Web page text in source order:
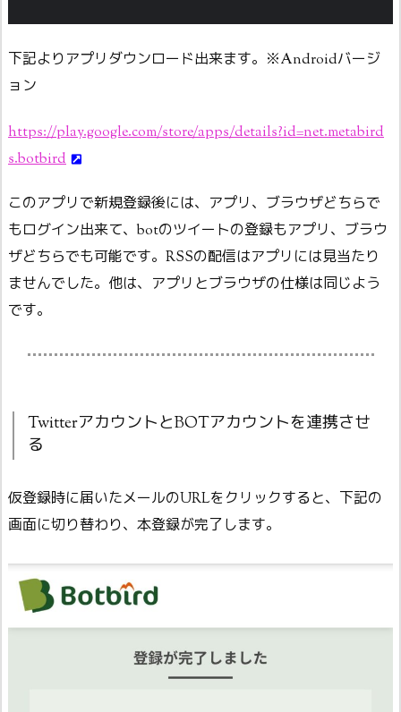
下記よりアプリダウンロード出来ます。※Androidバージ
ョン
https://play.google.com/store/apps/details?id=net.metabird
s.botbird
このアプリで新規登録後には、アプリ、ブラウザどちらで
もログイン出来て、botのツイートの登録もアプリ、ブラウ
ザどちらでも可能です。RSSの配信はアプリには見当たり
ませんでした。他は、アプリとブラウザの仕様は同じよう
です。
TwitterアカウントとBOTアカウントを連携させ
る
仮登録時に届いたメールのURLをクリックすると、下記の
画面に切り替わり、本登録が完了します。